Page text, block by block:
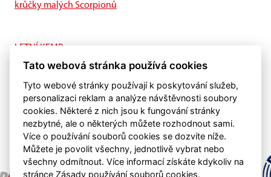
krůčky malých Scorpionů
LETNÍ KEMP
I na ledě je letní příprava také důležitá.
Tato webová stránka používá cookies
Tyto webové stránky používají k poskytování služeb,
personalizaci reklam a analýze návštěvnosti soubory
cookies. Některé z nich jsou k fungování stránky
nezbytné, ale o některých můžete rozhodnout sami.
Více o používání souborů cookies se dozvíte níže.
Můžete je povolit všechny, jednotlivě vybrat nebo
všechny odmítnout. Více informací získáte kdykoliv na
stránce Zásady používání souborů cookies.